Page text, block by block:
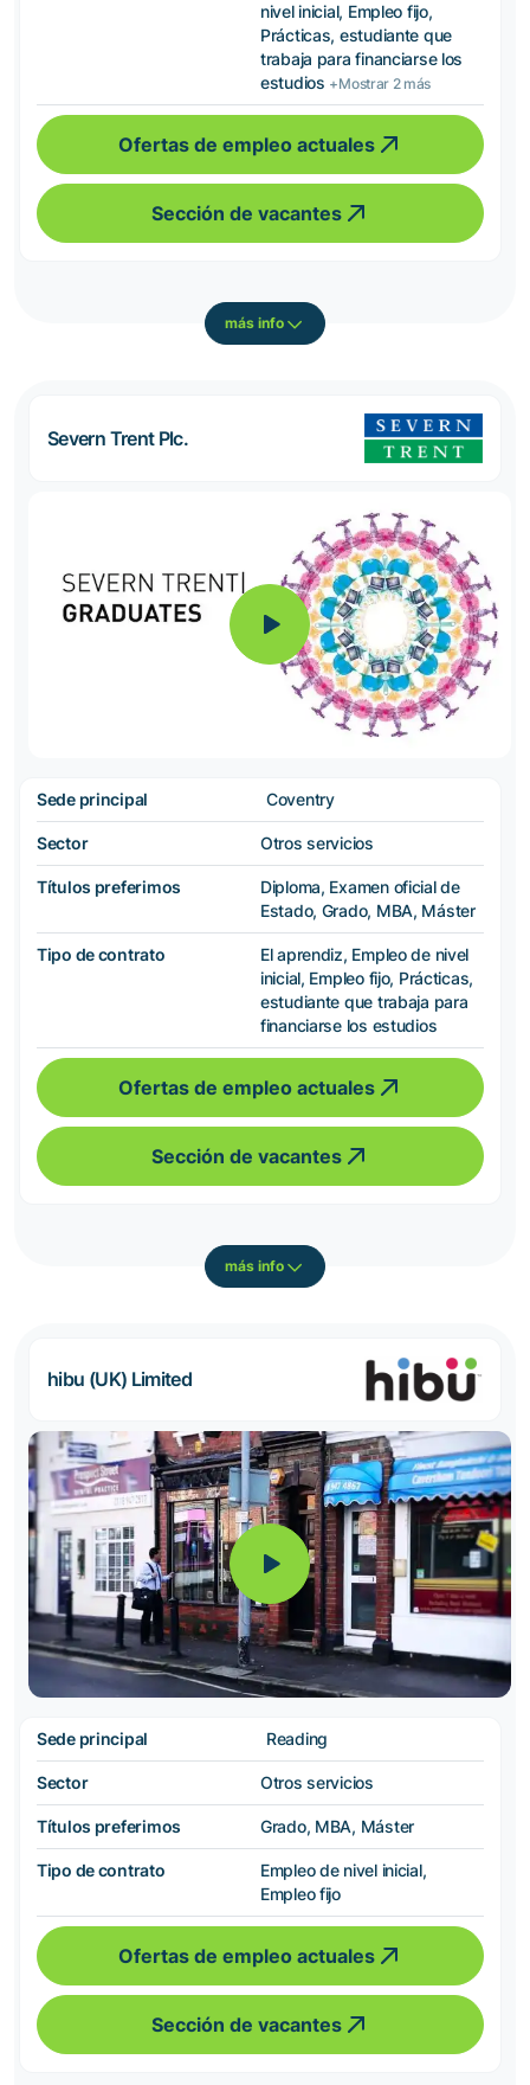
nivel inicial, Empleo fijo,
Prácticas, estudiante que
trabaja para financiarse los
estudios +Mostrar 2 más
Ofertas de empleo actuales
Sección de vacantes
más info
Severn Trent Plc.
Sede principal Coventry
Sector Otros servicios
Títulos preferimos
Diploma, Examen oficial de
Estado, Grado, MBA, Máster
Tipo de contrato
El aprendiz, Empleo de nivel
inicial, Empleo fijo, Prácticas,
estudiante que trabaja para
financiarse los estudios
Ofertas de empleo actuales
Sección de vacantes
más info
hibu (UK) Limited
Sede principal Reading
Sector Otros servicios
Títulos preferimos Grado, MBA, Máster
Tipo de contrato
Empleo de nivel inicial,
Empleo fijo
Ofertas de empleo actuales
Sección de vacantes